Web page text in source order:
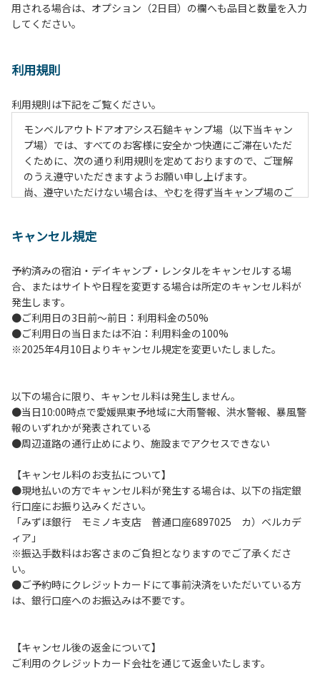
用される場合は、オプション（2日目）の欄へも品目と数量を入力
してください。
利用規則
利用規則は下記をご覧ください。
モンベルアウトドアオアシス⽯鎚キャンプ場（以下当キャン
プ場）では、すべてのお客様に安全かつ快適にご滞在いただ
くために、次の通り利⽤規則を定めておりますので、ご理解
のうえ遵守いただきますようお願い申し上げます。
尚、遵守いただけない場合は、やむを得ず当キャンプ場のご
【ご案内ならびに注意事項】
２．利⽤上のルールを遵守いただき、ご⾃⾝で事故の防⽌に
努めてください。
３．安全管理上、お⼦さまの単独での⾏動はご遠慮くださ
い。
４．ゴミ（炭含む）は全てお持ち帰りください。
５．暴⼒団等反社会勢⼒及びその関係者ならびに公共の秩
６．不可抗⼒以外の事由により建造物、家具、備品、その他
の物品を損傷、紛失、汚染させた場合には、相当額を弁償し
ていただくことがあります。
７．当キャンプ場内（駐⾞場を含む）での事故や盗難などに
８．⾞中で宿泊される場合は、必ずエンジンを停⽌してくだ
さい。
９．レンタル品はビジターセンターに返却してください。
【禁⽌事項】
１．花⽕（⼿持ちや打ち上げなど全て）
２．地⾯への直⽕による焚き⽕、BBQ、キャンプファイヤー
３．硬いボールでの野球、キャッチボール・サッカー
４．芝⽣をいためる恐れのある⾏為
７．申込みされたサイト以外のサイトの利⽤や共⽤部の占有
⾏為
キャンセル規定
予約済みの宿泊・デイキャンプ・レンタルをキャンセルする場
合、またはサイトや日程を変更する場合は所定のキャンセル料が
発生します。
●ご利用日の3日前～前日：利用料金の50%
●ご利用日の当日または不泊：利用料金の100%
※2025年4月10日よりキャンセル規定を変更いたしました。
以下の場合に限り、キャンセル料は発生しません。
●当日10:00時点で愛媛県東予地域に大雨警報、洪水警報、暴風警
報のいずれかが発表されている
●周辺道路の通行止めにより、施設までアクセスできない
【キャンセル料のお支払について】
●現地払いの方でキャンセル料が発生する場合は、以下の指定銀
行口座にお振り込みください。
「みずほ銀行 モミノキ支店 普通口座6897025 カ）ベルカデ
ィア」
※振込手数料はお客さまのご負担となりますのでご了承くださ
い。
●ご予約時にクレジットカードにて事前決済をいただいている方
は、銀行口座へのお振込みは不要です。
【キャンセル後の返金について】
ご利用のクレジットカード会社を通じて返金いたします。